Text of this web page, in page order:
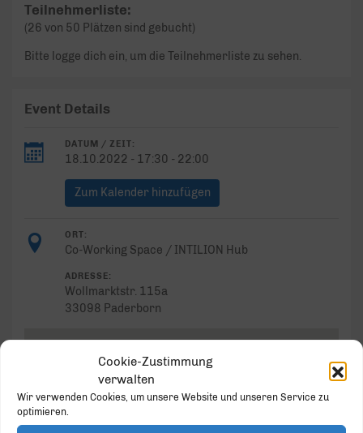
Cookie-Zustimmung
verwalten
Wir verwenden Cookies, um unsere Website und unseren Service zu
optimieren.
Teilnehmerliste:
(26 von 50 Plätzen sind gebucht)
Bitte logge dich ein, um die Teilnehmerliste zu sehen.
Event Details
DATUM / ZEIT:
18.10.2022 - 17:30 - 22:00
Zum Kalender hinzufügen
ORT:
Co-Working Space / INTILION Hub
ADRESSE:
Wollmarktstr. 115a
33098 Paderborn
Hub